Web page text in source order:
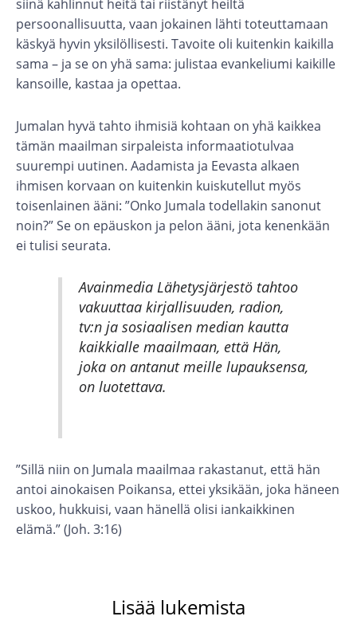
siinä kahlinnut heitä tai riistänyt heiltä
persoonallisuutta, vaan jokainen lähti toteuttamaan
käskyä hyvin yksilöllisesti. Tavoite oli kuitenkin kaikilla
sama – ja se on yhä sama: julistaa evankeliumi kaikille
kansoille, kastaa ja opettaa.
Jumalan hyvä tahto ihmisiä kohtaan on yhä kaikkea
tämän maailman sirpaleista informaatiotulvaa
suurempi uutinen. Aadamista ja Eevasta alkaen
ihmisen korvaan on kuitenkin kuiskutellut myös
toisenlainen ääni: ”Onko Jumala todellakin sanonut
noin?” Se on epäuskon ja pelon ääni, jota kenenkään
ei tulisi seurata.
Avainmedia Lähetysjärjestö tahtoo
vakuuttaa kirjallisuuden, radion,
tv:n ja sosiaalisen median kautta
kaikkialle maailmaan, että Hän,
joka on antanut meille lupauksensa,
on luotettava.
”Sillä niin on Jumala maailmaa rakastanut, että hän
antoi ainokaisen Poikansa, ettei yksikään, joka häneen
uskoo, hukkuisi, vaan hänellä olisi iankaikkinen
elämä.” (Joh. 3:16)
Lisää lukemista